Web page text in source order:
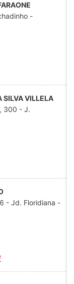
-
SILVA VILLELA
300 - J.
- Jd. Floridiana -